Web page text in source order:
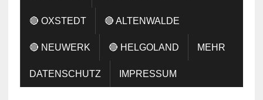
🔴 OXSTEDT 🔴 ALTENWALDE
🔴 NEUWERK 🔴 HELGOLAND MEHR
DATENSCHUTZ IMPRESSUM